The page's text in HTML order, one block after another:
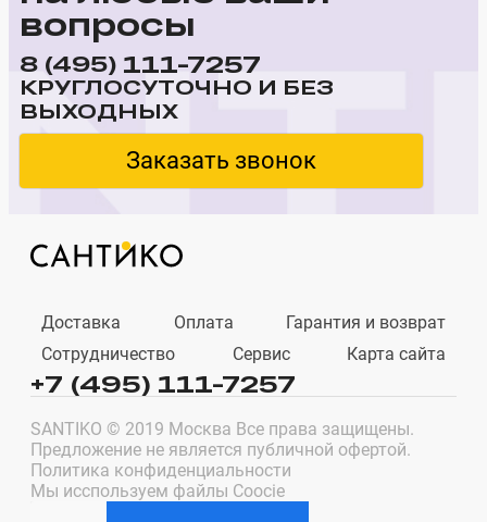
вопросы
8 (495) 111-7257
КРУГЛОСУТОЧНО И БЕЗ
ВЫХОДНЫХ
Заказать звонок
Доставка Оплата
Гарантия и возврат
Сотрудничество
Сервис Карта сайта
+7 (495) 111-7257
SANTIKO © 2019 Москва Все права защищены.
Предложение не является публичной офертой.
Политика конфиденциальности
Мы исспользуем файлы Coocie